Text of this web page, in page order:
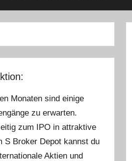
Monaten sind einige
zu erwarten.
zum IPO in attraktive
S Broker Depot kannst du
Aktien und